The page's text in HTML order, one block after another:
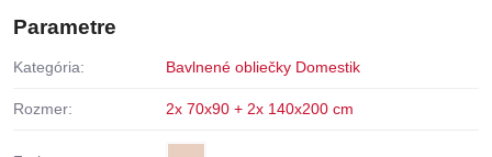
Parametre
Kategória: Bavlnené obliečky Domestik
Rozmer: 2x 70x90 + 2x 140x200 cm